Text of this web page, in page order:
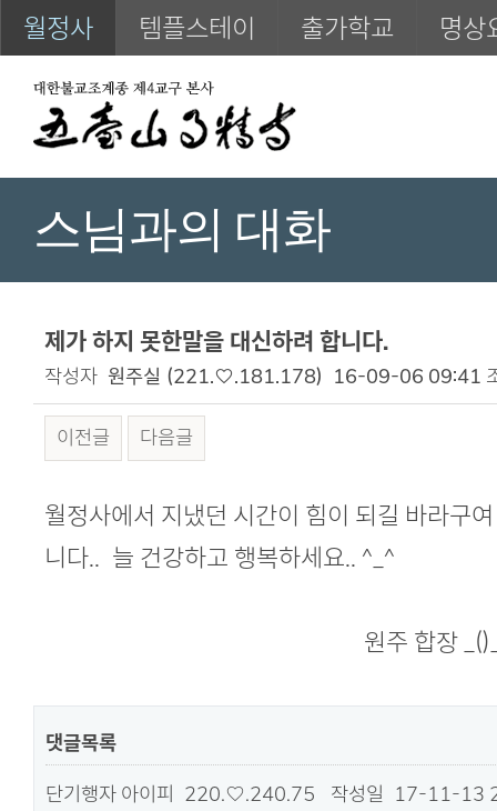
월정사 템플스테이 출가학교 명상
스님과의 대화
제가 하지 못한말을 대신하려 합니다.
작성자 원주실 (221.♡.181.178) 16-09-06 09:41
이전글 다음글
본문
월정사에서 지냈던 시간이 힘이 되길 바라구
니다.. 늘 건강하고 행복하세요.. ^_^
원주 합장
댓글목록
단기행자 아이피 220.♡.240.75 작성일 17-11-13